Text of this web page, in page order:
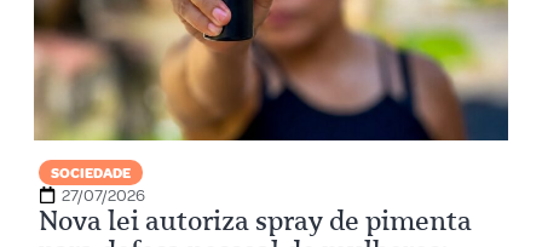
SOCIEDADE
27/07/2026
Nova lei autoriza spray de pimenta